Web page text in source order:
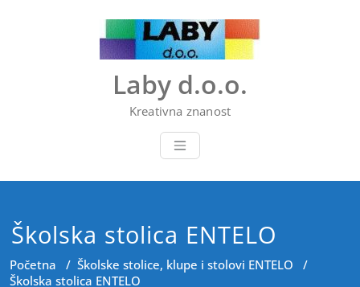
Laby d.o.o.
Kreativna znanost
Školska stolica ENTELO
Početna / Školske stolice, klupe i stolovi ENTELO /
Školska stolica ENTELO